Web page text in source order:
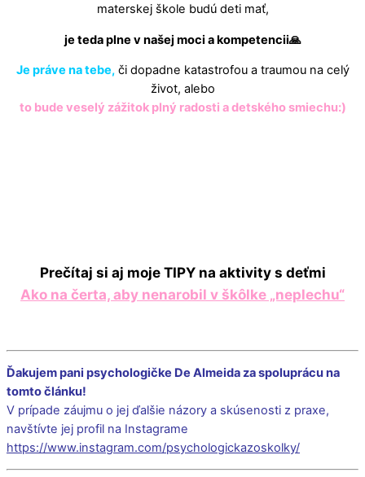
materskej škole budú deti mať,
je teda plne v našej moci a kompetencii🙏
Je práve na tebe, či dopadne katastrofou a traumou na celý
život, alebo
to bude veselý zážitok plný radosti a detského smiechu:)
Prečítaj si aj mojeTIPY na aktivity s deťmi
Ako na čerta, aby nenarobil v škôlke „neplechu“
Ďakujem pani psychologičke De Almeida za spoluprácu na
tomto článku!
V prípade záujmu o jej ďalšie názory a skúsenosti z praxe,
navštívte jej profil na Instagrame
https://www.instagram.com/psychologickazoskolky/